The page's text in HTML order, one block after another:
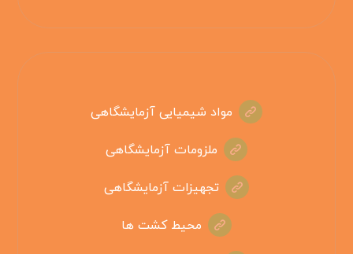
مواد شیمیایی آزمایشگاهی
ملزومات آزمایشگاهی
تجهیزات آزمایشگاهی
محیط کشت ها